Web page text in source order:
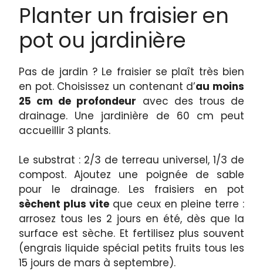
Planter un fraisier en
pot ou jardinière
Pas de jardin ? Le fraisier se plaît très bien
en pot. Choisissez un contenant d’au moins
25 cm de profondeur avec des trous de
drainage. Une jardinière de 60 cm peut
accueillir 3 plants.
Le substrat : 2/3 de terreau universel, 1/3 de
compost. Ajoutez une poignée de sable
pour le drainage. Les fraisiers en pot
sèchent plus vite que ceux en pleine terre :
arrosez tous les 2 jours en été, dès que la
surface est sèche. Et fertilisez plus souvent
(engrais liquide spécial petits fruits tous les
15 jours de mars à septembre).